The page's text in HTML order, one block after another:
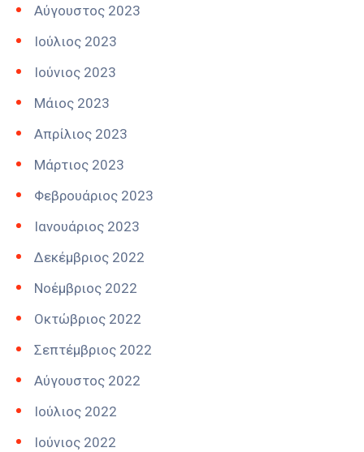
Αύγουστος 2023
Ιούλιος 2023
Ιούνιος 2023
Μάιος 2023
Απρίλιος 2023
Μάρτιος 2023
Φεβρουάριος 2023
Ιανουάριος 2023
Δεκέμβριος 2022
Νοέμβριος 2022
Οκτώβριος 2022
Σεπτέμβριος 2022
Αύγουστος 2022
Ιούλιος 2022
Ιούνιος 2022